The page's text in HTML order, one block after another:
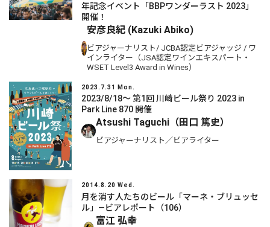
年記念イベント「BBPワンダーラスト 2023」
開催！
安彦良紀 (Kazuki Abiko)
ビアジャーナリスト/ JCBA認定ビアジャッジ / ワ
インライター（JSA認定ワインエキスパート・
WSET Level3 Award in Wines）
2023.7.31 Mon.
2023/8/18～ 第1回 川崎ビール祭り 2023 in
Park Line 870 開催
Atsushi Taguchi（田口 篤史）
ビアジャーナリスト／ビアライター
2014.8.20 Wed.
月を消す人たちのビール「マーネ・ブリュッセ
ル」―ビアレポート（106）
富江 弘幸